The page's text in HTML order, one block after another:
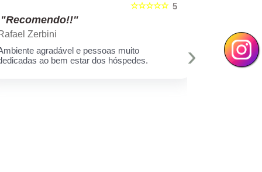
5
☆☆☆☆☆
"Recomendo!!"
Zerbini
agradável e pessoas muito
ao bem estar dos hóspedes.
Swellen
A melhor
e toda
Muito
›